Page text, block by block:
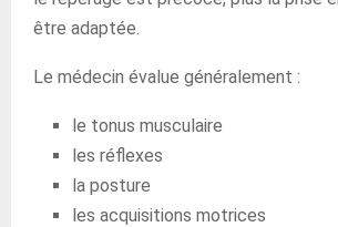
être adaptée.
Le médecin évalue généralement :
le tonus musculaire
les réflexes
la posture
les acquisitions motrices